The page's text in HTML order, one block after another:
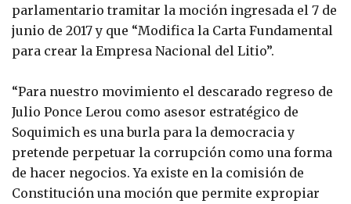
parlamentario tramitar la moción ingresada el 7 de
junio de 2017 y que “Modifica la Carta Fundamental
para crear la Empresa Nacional del Litio”.
“Para nuestro movimiento el descarado regreso de
Julio Ponce Lerou como asesor estratégico de
Soquimich es una burla para la democracia y
pretende perpetuar la corrupción como una forma
de hacer negocios. Ya existe en la comisión de
Constitución una moción que permite expropiar